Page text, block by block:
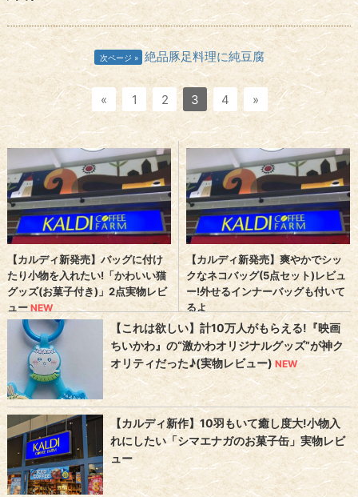
次ページ 絶品豚足料理に純豆腐
« 1 2 3 4 »